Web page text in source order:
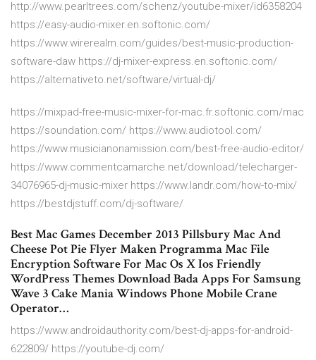
http://www.pearltrees.com/schenz/youtube-mixer/id6358204
https://easy-audio-mixer.en.softonic.com/
https://www.wirerealm.com/guides/best-music-production-
software-daw https://dj-mixer-express.en.softonic.com/
https://alternativeto.net/software/virtual-dj/
https://mixpad-free-music-mixer-for-mac.fr.softonic.com/mac
https://soundation.com/ https://www.audiotool.com/
https://www.musicianonamission.com/best-free-audio-editor/
https://www.commentcamarche.net/download/telecharger-
34076965-dj-music-mixer https://www.landr.com/how-to-mix/
https://bestdjstuff.com/dj-software/
Best Mac Games December 2013 Pillsbury Mac And
Cheese Pot Pie Flyer Maken Programma Mac File
Encryption Software For Mac Os X Ios Friendly
WordPress Themes Download Bada Apps For Samsung
Wave 3 Cake Mania Windows Phone Mobile Crane
Operator…
https://www.androidauthority.com/best-dj-apps-for-android-
622809/ https://youtube-dj.com/